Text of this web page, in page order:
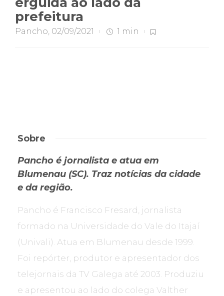
prefeitura
Pancho, 02/09/2021 1 min
Sobre
Pancho é jornalista e atua em
Blumenau (SC). Traz notícias da cidade
e da região.
Pancho é Francisco Fresard, jornalista
formado na Universidade do Vale do Itajaí
(Univali). Atua em Blumenau desde 1999.
Foi repórter, produtor e apresentador dos
telejornais da TV Galega até 2003. Produziu
e apresentou ao lado do colega Valther